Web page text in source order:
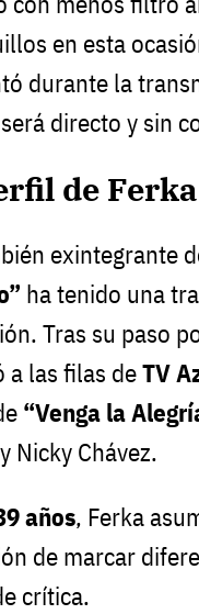
en esta
durante la
directo y sin
de
exintegrante
ha tenido una
Tras su paso
a las filas deTV
“Venga la
Nicky Chávez.
años, Ferka
de marcar
crítica.